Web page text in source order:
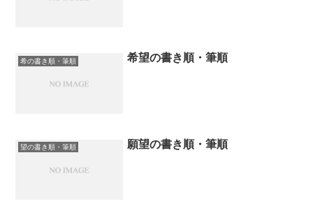
希の書き順・筆順 希望の書き順・筆順
望の書き順・筆順 願望の書き順・筆順